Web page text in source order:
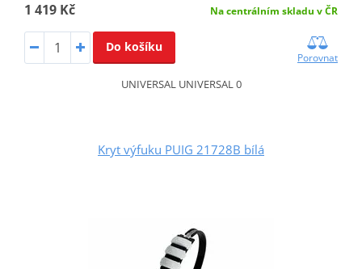
1 419 Kč Na centrálním skladu v ČR
Do košíku
Porovnat
UNIVERSAL UNIVERSAL 0
Kryt výfuku PUIG 21728B bílá